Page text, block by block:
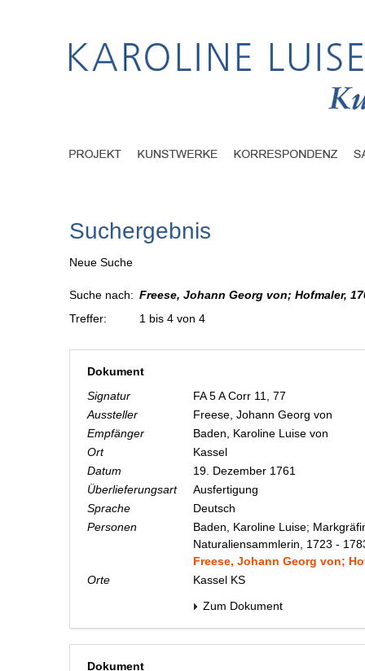
Suchergebnis
Neue Suche
Suche nach: Freese, Johann Georg von; Hofmaler,
Treffer:
1 bis 4 von 4
Dokument
Signatur
FA 5 A Corr 11, 77
Aussteller
Freese, Johann Georg von
Empfänger
Baden, Karoline Luise von
Ort
Kassel
Datum
19. Dezember 1761
Überlieferungsart
Ausfertigung
Sprache
Deutsch
Personen
Baden, Karoline Luise;
Naturaliensammlerin, 1723 -
Freese, Johann Georg von;
Orte
Kassel KS
Zum Dokument
Dokument